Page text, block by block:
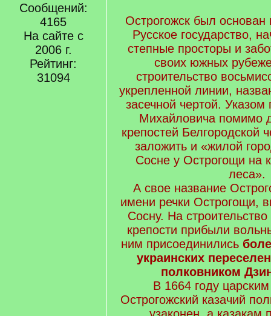
Сообщений:
4165
На сайте с
2006 г.
Рейтинг:
31094
Острогожск был основан
Русское государство,
степные просторы и
своих южных
строительство
укрепленной линии,
засечной чертой. Указом
Михайловича помимо
крепостей Белгородской
заложить и «жилой
Сосне у Острогощи на
леса».
А свое название
имени речки Острогощи,
Сосну. На
крепости прибыли
ним присоединились
украинских
полковником
В 1664 году
Острогожский казачий